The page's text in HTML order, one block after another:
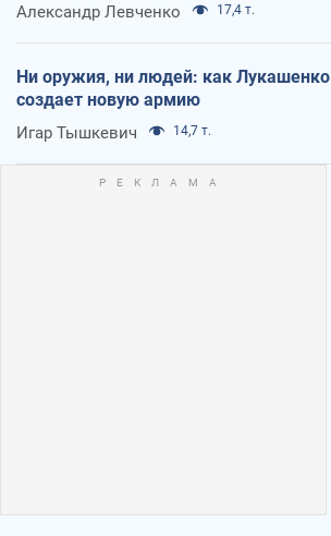
Александр Левченко 17,4 т.
Ни оружия, ни людей: как Лукашенко
создает новую армию
Игар Тышкевич 14,7 т.